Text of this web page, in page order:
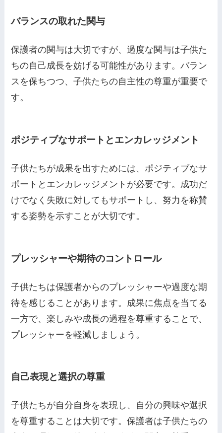
バランスの取れた関与
保護者の関与は大切ですが、過度な関与は子供た
ちの自己成長を妨げる可能性があります。バラン
スを保ちつつ、子供たちの自主性の尊重が重要で
す。
ポジティブなサポートとエンカレッジメント
子供たちが成果を出すためには、ポジティブなサ
ポートとエンカレッジメントが必要です。成功だ
けでなく失敗に対してもサポートし、努力を称賛
する姿勢を示すことが大切です。
プレッシャーや期待のコントロール
子供たちは保護者からのプレッシャーや過度な期
待を感じることがあります。成果に焦点を当てる
一方で、楽しみや成長の過程を尊重することで、
プレッシャーを軽減しましょう。
自己表現と選択の尊重
子供たちが自分自身を表現し、自分の興味や選択
を尊重することは大切です。保護者は子供たちの